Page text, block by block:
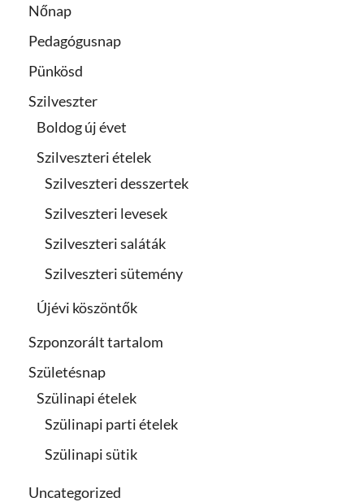
Nőnap
Pedagógusnap
Pünkösd
Szilveszter
Boldog új évet
Szilveszteri ételek
Szilveszteri desszertek
Szilveszteri levesek
Szilveszteri saláták
Szilveszteri sütemény
Újévi köszöntők
Szponzorált tartalom
Születésnap
Szülinapi ételek
Szülinapi parti ételek
Szülinapi sütik
Uncategorized